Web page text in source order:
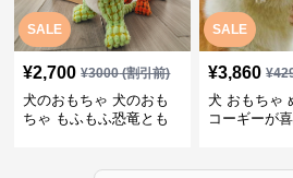
SALE
¥2,700 ¥3000(割引前)
犬のおもちゃ 犬のおも
ちゃ もふもふ恐竜とも
SALE
¥3,860 ¥
犬 おもちゃ
コーギーが